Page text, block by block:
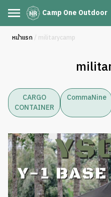
Camp One Outdoor
หน้าแรก / militarycamp
CARGO
CONTAINER
CommaNine